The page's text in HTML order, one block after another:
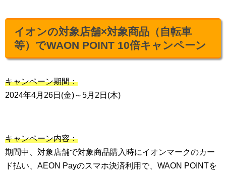
イオンの対象店舗×対象商品（自転車
等）でWAON POINT 10倍キャンペーン
キャンペーン期間：
2024年4月26日(金)～5月2日(木)
キャンペーン内容：
期間中、対象店舗で対象商品購入時にイオンマークのカー
ド払い、AEON Payのスマホ決済利用で、WAON POINTを